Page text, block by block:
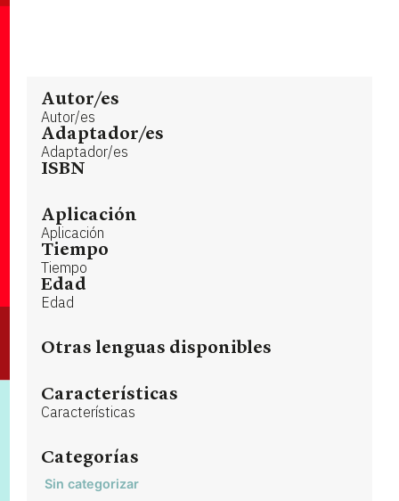
Autor/es
Autor/es
Adaptador/es
Adaptador/es
ISBN
Aplicación
Aplicación
Tiempo
Tiempo
Edad
Edad
Otras lenguas disponibles
Características
Características
Categorías
Sin categorizar